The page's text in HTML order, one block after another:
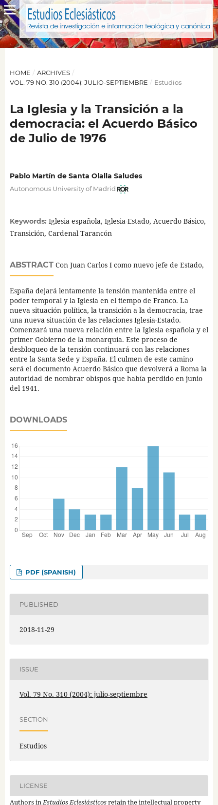
HOME / ARCHIVES /
VOL. 79 NO. 310 (2004): JULIO-SEPTIEMBRE / Estudios
La Iglesia y la Transición a la
democracia: el Acuerdo Básico
de Julio de 1976
Pablo Martín de Santa Olalla Saludes
Autonomous University of Madrid
Keywords: Iglesia española, Iglesia-Estado, Acuerdo Básico,
Transición, Cardenal Tarancón
ABSTRACTCon Juan Carlos I como nuevo jefe de Estado,
España dejará lentamente la tensión mantenida entre el
poder temporal y la Iglesia en el tiempo de Franco. La
nueva situación política, la transición a la democracia, trae
una nueva situación de las relaciones Iglesia-Estado.
Comenzará una nueva relación entre la Iglesia española y el
primer Gobierno de la monarquía. Este proceso de
desbloqueo de la tensión continuará con las relaciones
entre la Santa Sede y España. El culmen de este camino
será el documento Acuerdo Básico que devolverá a Roma la
autoridad de nombrar obispos que había perdido en junio
del 1941.
DOWNLOADS
PDF (SPANISH)
PUBLISHED
2018-11-29
ISSUE
Vol. 79 No. 310 (2004): julio-septiembre
SECTION
Estudios
LICENSE
Authors inEstudios Eclesiásticosretain the intellectual property